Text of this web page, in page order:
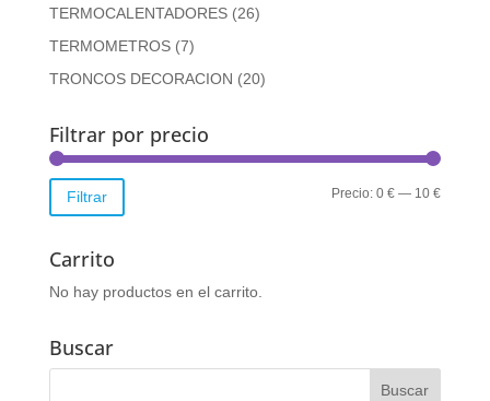
TERMOCALENTADORES (26)
TERMOMETROS (7)
TRONCOS DECORACION (20)
Filtrar por precio
Precio
Precio
Filtrar Precio:0 € — 10 €
Carrito
No hay productos en el carrito.
Buscar